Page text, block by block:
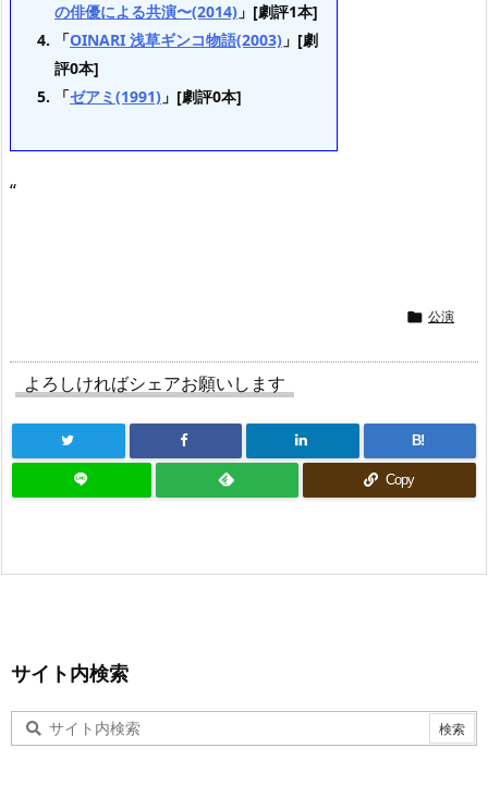
の俳優による共演〜(2014) 」[劇評1本]
「OINARI 浅草ギンコ物語(2003) 」[劇
評0本]
「ゼアミ(1991) 」[劇評0本]
“
 公演
よろしければシェアお願いします
B!
Copy
サイト内検索